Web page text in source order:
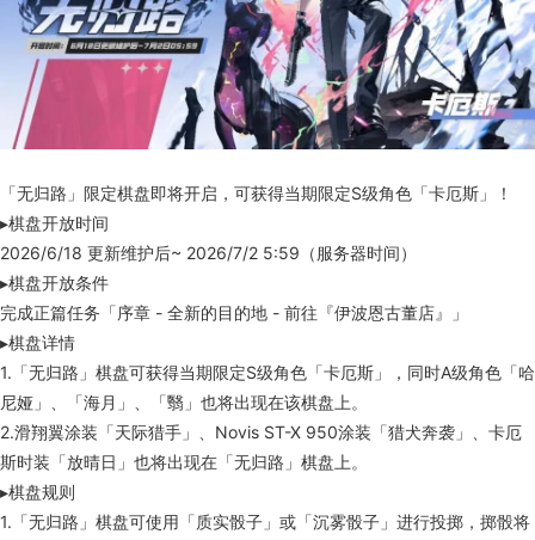
「无归路」限定棋盘即将开启，可获得当期限定S级角色「卡厄斯」！
▸棋盘开放时间
2026/6/18 更新维护后~ 2026/7/2 5:59（服务器时间）
▸棋盘开放条件
完成正篇任务「序章 - 全新的目的地 - 前往『伊波恩古董店』」
▸棋盘详情
1.「无归路」棋盘可获得当期限定S级角色「卡厄斯」，同时A级角色「哈
尼娅」、「海月」、「翳」也将出现在该棋盘上。
2.滑翔翼涂装「天际猎手」、Novis ST-X 950涂装「猎犬奔袭」、卡厄
斯时装「放晴日」也将出现在「无归路」棋盘上。
▸棋盘规则
1.「无归路」棋盘可使用「质实骰子」或「沉雾骰子」进行投掷，掷骰将